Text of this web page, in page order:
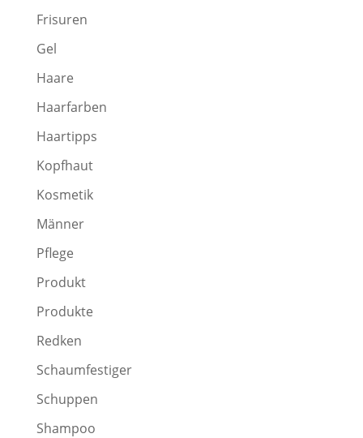
Frisuren
Gel
Haare
Haarfarben
Haartipps
Kopfhaut
Kosmetik
Männer
Pflege
Produkt
Produkte
Redken
Schaumfestiger
Schuppen
Shampoo